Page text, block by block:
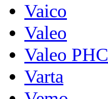
Vaico
Valeo
Valeo PHC
Varta